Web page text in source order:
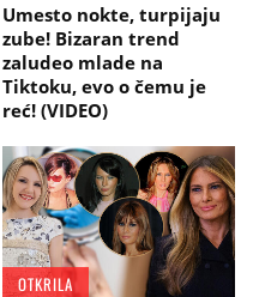
Umesto nokte, turpijaju
zube! Bizaran trend
zaludeo mlade na
Tiktoku, evo o čemu je
reć! (VIDEO)
OTKRILA